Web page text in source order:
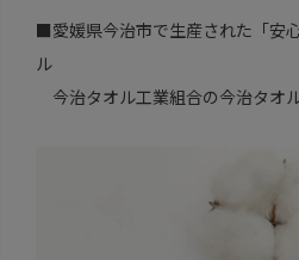
■愛媛県今治市で生産された「安
ル
今治タオル工業組合の今治タオ